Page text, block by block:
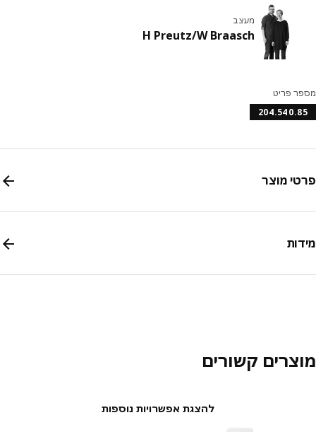
מעצב
H Preutz/W Braasch
פריט
מוצר
קשורים
להצגת אפשרויות נוספות